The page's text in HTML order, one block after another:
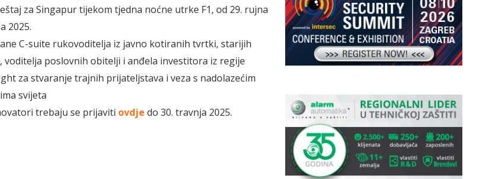
za Singapur tijekom tjedna noćne utrke F1, od 29. rujna
2025.
C-suite rukovoditelja iz javno kotiranih tvrtki, starijih
voditelja poslovnih obitelji i anđela investitora iz regije
za stvaranje trajnih prijateljstava i veza s nadolazećim
svijeta
trebaju se prijaviti ovdje do 30. travnja 2025.